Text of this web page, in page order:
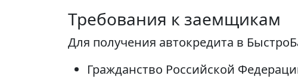
Требования к заемщикам
Для получения автокредита в
Гражданство Российской